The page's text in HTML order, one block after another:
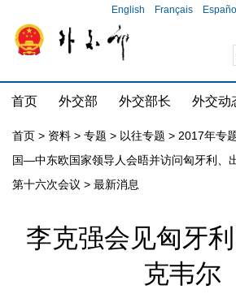
English Français Español
首页 外交部 外交部长 外交动
首页 > 资料 > 专题 > 以往专题 > 2017年专
国—中东欧国家领导人会晤并访问匈牙利、
第十六次会议 > 最新消息
李克强会见匈牙
克韦尔